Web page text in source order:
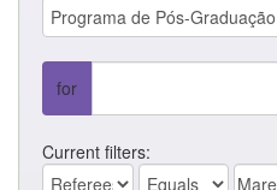
for
Current filters: